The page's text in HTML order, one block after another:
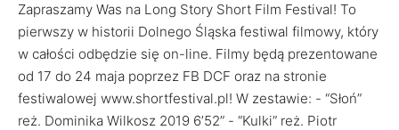
Zapraszamy Was na Long Story Short Film Festival! To
pierwszy w historii Dolnego Śląska festiwal filmowy, który
w całości odbędzie się on-line. Filmy będą prezentowane
od 17 do 24 maja poprzez FB DCF oraz na stronie
festiwalowej www.shortfestival.pl! W zestawie: - “Słoń”
reż. Dominika Wilkosz 2019 6’52” - “Kulki” reż. Piotr